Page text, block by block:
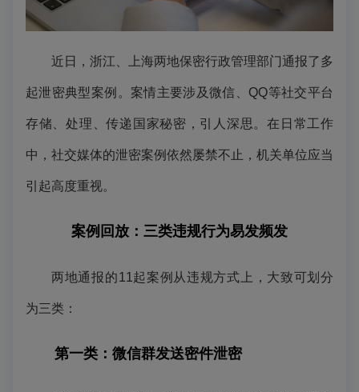
近日，浙江、上海两地保密行政管理部门通报了多
起泄密典型 案例 。案情主要涉及微信、QQ等社交平台
存储、处理、传递国家秘密，引人深思。在日常工作
中，社交媒体的泄密案例依然屡禁不止，机关单位应当
引起高度重视。
案例 回放：三类违规行为易发频发
两地通报的11起案例 从违规方式上，大致可划分
为三类：
第一类：微信群发送密件泄密